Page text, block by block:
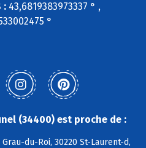
: 43,6819383973337 ° ,
°
(34400) est proche de :
du-Roi, 30220 St-Laurent-d,